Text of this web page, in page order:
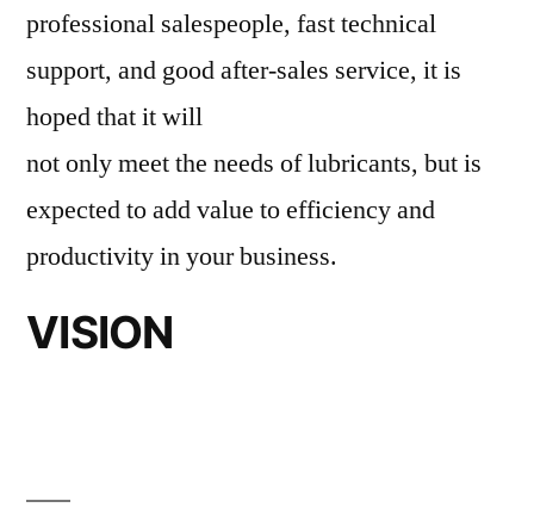
professional salespeople, fast technical
support, and good after-sales service, it is
hoped that it will
not only meet the needs of lubricants, but is
expected to add value to efficiency and
productivity in your business.
VISION